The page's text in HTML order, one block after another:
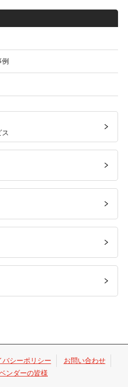
バシーポリシー
お問い合わせ
ンダーの皆様